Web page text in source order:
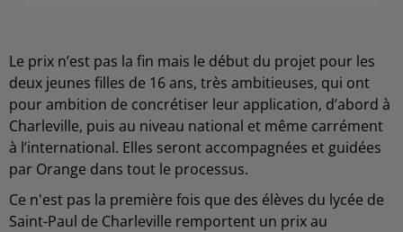
Le prix n’est pas la fin mais le début du projet pour les
deux jeunes filles de 16 ans, très ambitieuses, qui ont
pour ambition de concrétiser leur application, d’abord à
Charleville, puis au niveau national et même carrément
à l’international. Elles seront accompagnées et guidées
par Orange dans tout le processus.
Ce n'est pas la première fois que des élèves du lycée de
Saint-Paul de Charleville remportent un prix au